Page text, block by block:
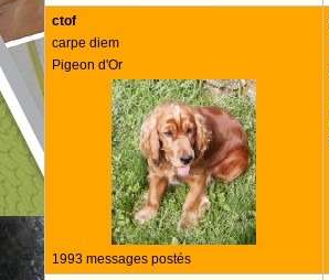
ctof
carpe diem
Pigeon d'Or
1993 messages postés